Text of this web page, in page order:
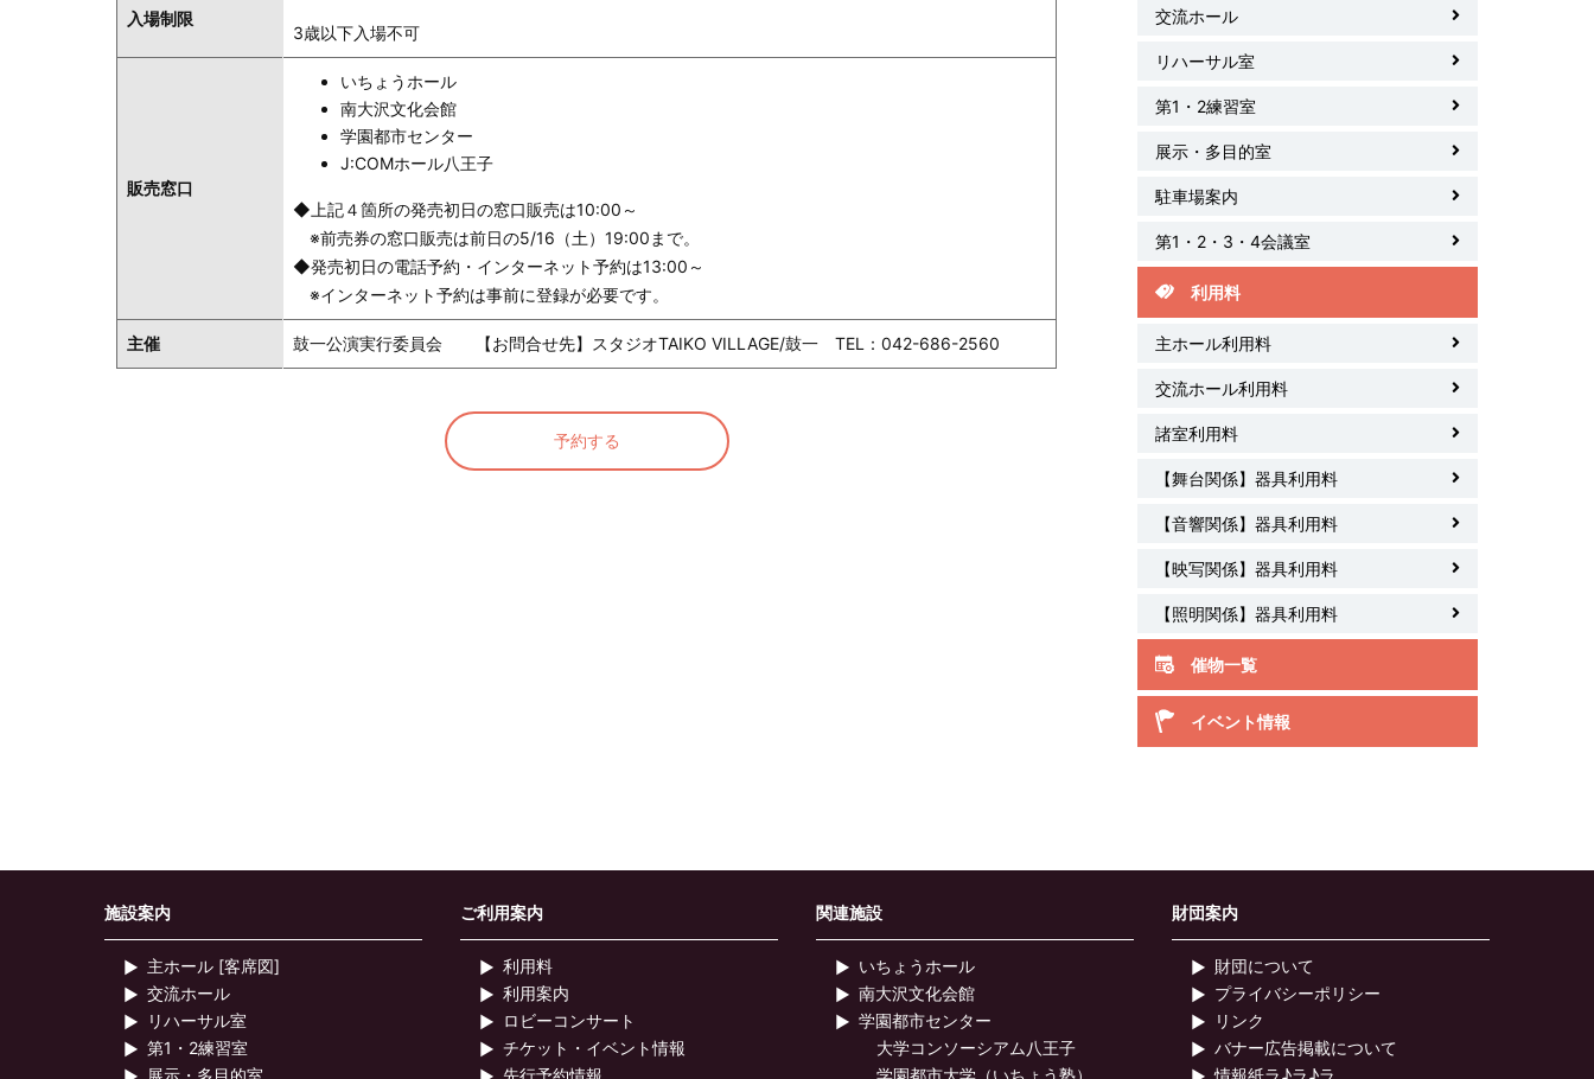
入場制限
3歳以下入場不可
販売窓口
いちょうホール
南大沢文化会館
学園都市センター
J:COMホール八王子
◆上記４箇所の発売初日の窓口販売は10:00～
※前売券の窓口販売は前日の5/16（土）19:00まで。
◆発売初日の電話予約・インターネット予約は13:00～
※インターネット予約は事前に登録が必要です。
主催 鼓一公演実行委員会 【お問合せ先】スタジオTAIKO VILLAGE/鼓一 TEL：042-686-2560
予約する
交流ホール
リハーサル室
第1・2練習室
展示・多目的室
駐車場案内
第1・2・3・4会議室
利用料
主ホール利用料
交流ホール利用料
諸室利用料
【舞台関係】器具利用料
【音響関係】器具利用料
【映写関係】器具利用料
【照明関係】器具利用料
催物一覧
イベント情報
施設案内
主ホール [客席図]
交流ホール
リハーサル室
第1・2練習室
展示・多目的室
ご利用案内
利用料
利用案内
ロビーコンサート
チケット・イベント情報
先行予約情報
関連施設
いちょうホール
南大沢文化会館
学園都市センター
大学コンソーシアム八王子
学園都市大学（いちょう塾）
財団案内
財団について
プライバシーポリシー
リンク
バナー広告掲載について
情報紙ラ♪ラ♪ラ